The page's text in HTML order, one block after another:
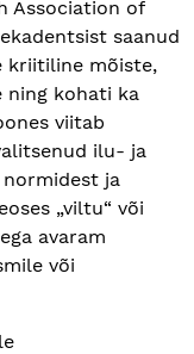
Association of
saanud
kriitiline mõiste,
ning kohati ka
viitab
ilu- ja
ja
„viltu“ või
avaram
või